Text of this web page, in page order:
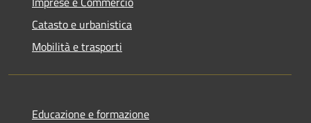
Catasto e urbanistica
Mobilità e trasporti
Educazione e formazione